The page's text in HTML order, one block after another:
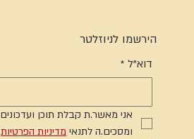
הירשמו לניוזלטר
דוא"ל *
ומסכים.ה לתנאי מדיניות הפרטיות